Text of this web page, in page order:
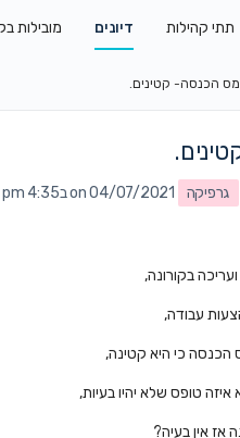
תתי קהילות דיונים מובילות
מס הכנסה- קטינים.
גרפיקה on 04/07/2021 ב4:35 pm
בקורונה,
עבודה,
הכנסה כי היא קטינה,
טופס שלא יהיו בעיות,
אז אין בעיה?